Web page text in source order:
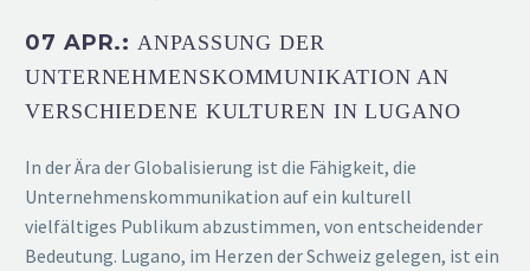
07 APR.:ANPASSUNG DER
UNTERNEHMENSKOMMUNIKATION AN
VERSCHIEDENE KULTUREN IN LUGANO
In der Ära der Globalisierung ist die Fähigkeit, die
Unternehmenskommunikation auf ein kulturell
vielfältiges Publikum abzustimmen, von entscheidender
Bedeutung. Lugano, im Herzen der Schweiz gelegen, ist ein